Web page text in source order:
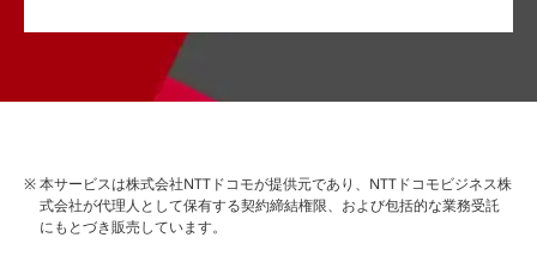
本サービスは株式会社NTTドコモが提供元であり、NTTドコモビジネス株
式会社が代理人として保有する契約締結権限、および包括的な業務受託
にもとづき販売しています。